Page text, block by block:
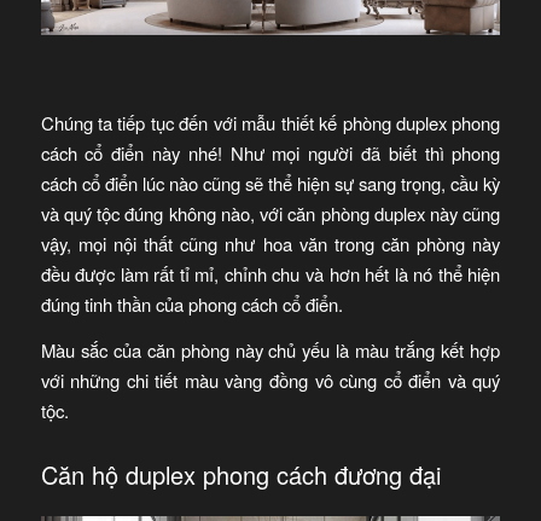
Chúng ta tiếp tục đến với mẫu thiết kế phòng duplex phong
cách cổ điển này nhé! Như mọi người đã biết thì phong
cách cổ điển lúc nào cũng sẽ thể hiện sự sang trọng, cầu kỳ
và quý tộc đúng không nào, với căn phòng duplex này cũng
vậy, mọi nội thất cũng như hoa văn trong căn phòng này
đều được làm rất tỉ mỉ, chỉnh chu và hơn hết là nó thể hiện
đúng tinh thần của phong cách cổ điển.
Màu sắc của căn phòng này chủ yếu là màu trắng kết hợp
với những chi tiết màu vàng đồng vô cùng cổ điển và quý
tộc.
Căn hộ duplex phong cách đương đại